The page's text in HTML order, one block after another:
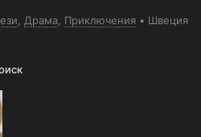
Драма Приключения
Швеция